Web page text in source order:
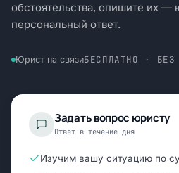
обстоятельства, опишите их —
персональный ответ.
Юрист на связиБЕСПЛАТНО · БЕЗ
Задать вопрос юристу
Ответ в течение дня
Изучим вашу ситуацию по